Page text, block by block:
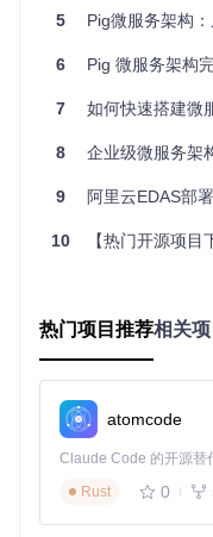
git clone
pig
# 编译构建（跳过测试
mvn clean install -
# 启动核心服务（使用
nohup java -jar
nohup java -jar
# 检查服务状态（等待
⚠️ 注意：首次启动需
三、核心技术解
1. 认证授权体系：构
企业级应用面临的首要
基于Spring
5 Pig微服务架构
6 Pig 微服务架构完全
7 如何快速搭建微服
8 企业级微服务架
9 阿里云EDAS部署
10 【热门开源项目
热门项目推荐相关
atomcode
Rust
0